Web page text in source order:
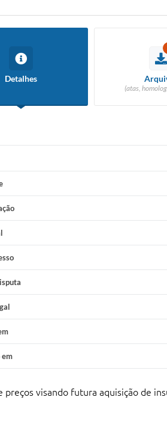
Detalhes
(atas,
em
preços visando futura aquisição de